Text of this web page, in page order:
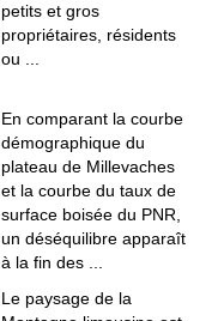
petits et gros
propriétaires, résidents
ou ...
En comparant la courbe
démographique du
plateau de Millevaches
et la courbe du taux de
surface boisée du PNR,
un déséquilibre apparaît
à la fin des ...
Le paysage de la